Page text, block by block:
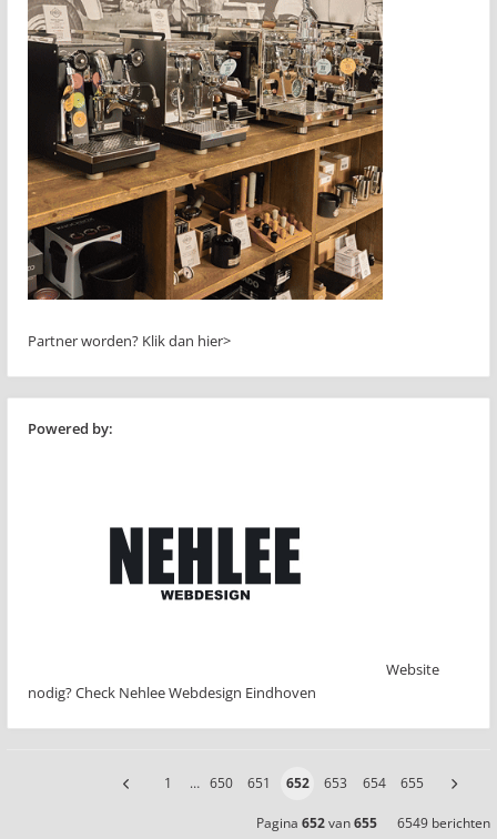
Partner worden? Klik dan hier>
Powered by:
Website
nodig? Check Nehlee Webdesign Eindhoven
1 … 650 651 652 653 654 655
Pagina 652van655 6549 berichten